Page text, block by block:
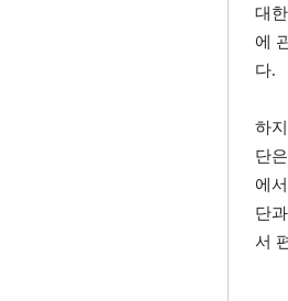
대
에
다.
하
단
에
단
서